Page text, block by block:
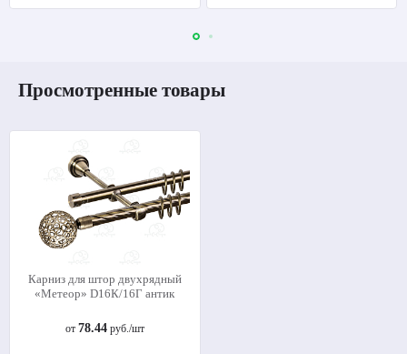
Просмотренные товары
Карниз для штор двухрядный
«Метеор» D16К/16Г антик
от 78.44руб./шт